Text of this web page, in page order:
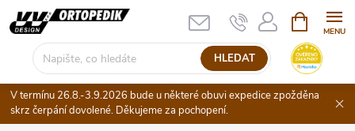
Přejít
na
HLEDAT
NÁKUPNÍ
KOŠÍK
V termínu 26.8.-3.9.2026 bude u některé obuvi expedice zpožděna
skrz čerpání dovolené. Děkujeme za pochopení.